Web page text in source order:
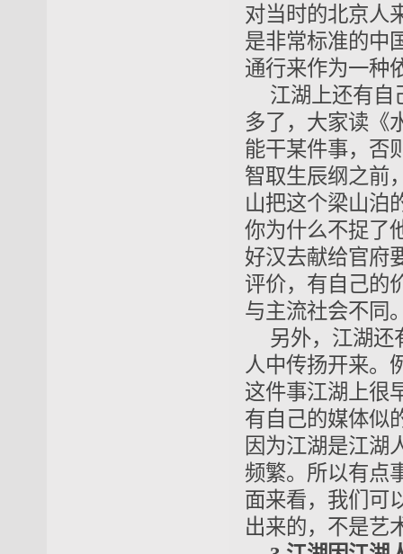
对当时的北京人
是非常标准的中
通行来作为一种
江湖上还有自
多了，大家读《
能干某件事，否
智取生辰纲之前
山把这个梁山泊
你为什么不捉了
好汉去献给官府
评价，有自己的
与主流社会不同
另外，江湖还
人中传扬开来。
这件事江湖上很
有自己的媒体似
因为江湖是江湖
频繁。所以有点
面来看，我们可
出来的，不是艺